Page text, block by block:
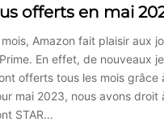
offerts en mai
Amazon fait plaisir aux
En effet, de nouveaux
offerts tous les mois grâce
mai 2023, nous avons droit
STAR…